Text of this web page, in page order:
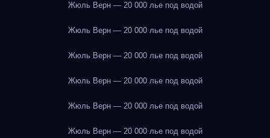
Жюль Верн — 20 000 лье под водой
Жюль Верн — 20 000 лье под водой
Жюль Верн — 20 000 лье под водой
Жюль Верн — 20 000 лье под водой
Жюль Верн — 20 000 лье под водой
Жюль Верн — 20 000 лье под водой